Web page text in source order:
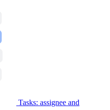
Tasks: assignee and